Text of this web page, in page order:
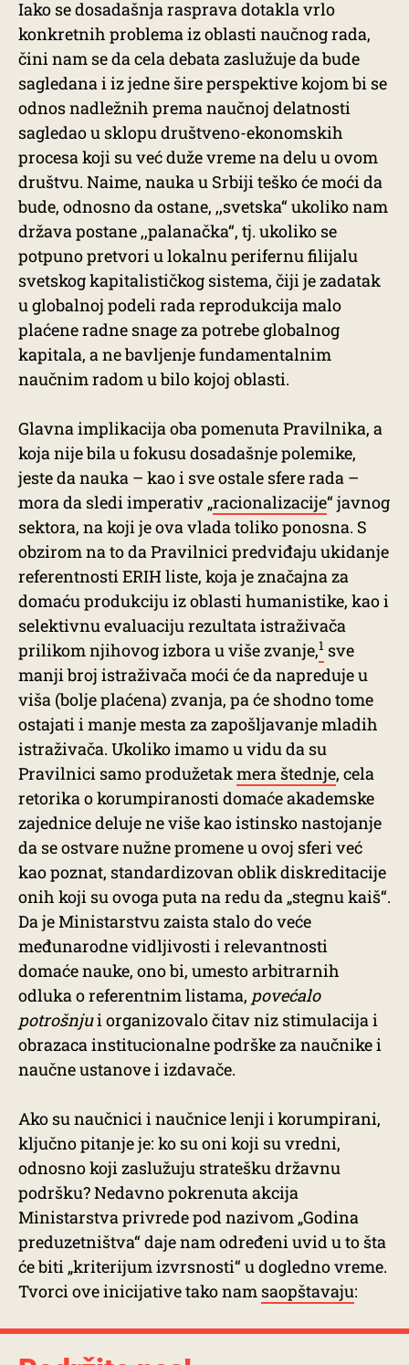
Iako se dosadašnja rasprava dotakla vrlo
konkretnih problema iz oblasti naučnog rada,
čini nam se da cela debata zaslužuje da bude
sagledana i iz jedne šire perspektive kojom bi se
odnos nadležnih prema naučnoj delatnosti
sagledao u sklopu društveno-ekonomskih
procesa koji su već duže vreme na delu u ovom
društvu. Naime, nauka u Srbiji teško će moći da
bude, odnosno da ostane, ,,svetska“ ukoliko nam
država postane ,,palanačka“, tj. ukoliko se
potpuno pretvori u lokalnu perifernu filijalu
svetskog kapitalističkog sistema, čiji je zadatak
u globalnoj podeli rada reprodukcija malo
plaćene radne snage za potrebe globalnog
kapitala, a ne bavljenje fundamentalnim
naučnim radom u bilo kojoj oblasti.
Glavna implikacija oba pomenuta Pravilnika, a
koja nije bila u fokusu dosadašnje polemike,
jeste da nauka – kao i sve ostale sfere rada –
mora da sledi imperativ „racionalizacije“ javnog
sektora, na koji je ova vlada toliko ponosna. S
obzirom na to da Pravilnici predviđaju ukidanje
referentnosti ERIH liste, koja je značajna za
domaću produkciju iz oblasti humanistike, kao i
selektivnu evaluaciju rezultata istraživača
prilikom njihovog izbora u više zvanje,1 sve
manji broj istraživača moći će da napreduje u
viša (bolje plaćena) zvanja, pa će shodno tome
ostajati i manje mesta za zapošljavanje mladih
istraživača. Ukoliko imamo u vidu da su
Pravilnici samo produžetakmera štednje, cela
retorika o korumpiranosti domaće akademske
zajednice deluje ne više kao istinsko nastojanje
da se ostvare nužne promene u ovoj sferi već
kao poznat, standardizovan oblik diskreditacije
onih koji su ovoga puta na redu da „stegnu kaiš“.
Da je Ministarstvu zaista stalo do veće
međunarodne vidljivosti i relevantnosti
domaće nauke, ono bi, umesto arbitrarnih
odluka o referentnim listama, povećalo
potrošnjui organizovalo čitav niz stimulacija i
obrazaca institucionalne podrške za naučnike i
naučne ustanove i izdavače.
Ako su naučnici i naučnice lenji i korumpirani,
ključno pitanje je: ko su oni koji su vredni,
odnosno koji zaslužuju stratešku državnu
podršku? Nedavno pokrenuta akcija
Ministarstva privrede pod nazivom „Godina
preduzetništva“ daje nam određeni uvid u to šta
će biti „kriterijum izvrsnosti“ u dogledno vreme.
Tvorci ove inicijative tako nam saopštavaju: